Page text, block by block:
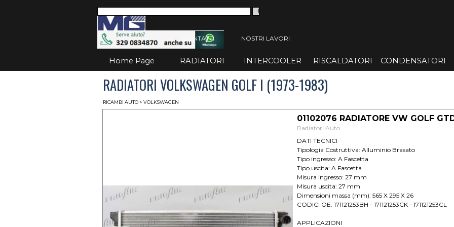
Salta menù
CONTATTI NOSTRI LAVORI
Home Page RADIATORI ▼
INTERCOOLER ▼
RISCALDATORI ▼
CONDENSATORI
RADIATORI VOLKSWAGEN GOLF I (1973-1983)
RICAMBI AUTO >VOLKSWAGEN
01102076 RADIATORE VW GOLF
Radiatori Auto
DATI TECNICI
Tipologia Costruttiva: Alluminio Brasato
Tipo ingresso: A Fascetta
Tipo uscita: A Fascetta
Misura ingresso: 27 mm
Misura uscita: 27 mm
Dimensioni massa (mm): 565 X 295 X 26
CODICI OE: 171121253BH - 171121253CK - 171121253CL
APPLICAZIONI